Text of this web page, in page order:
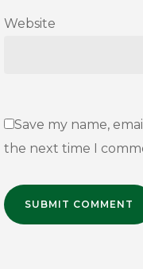
Website
Save my name,
the next time I